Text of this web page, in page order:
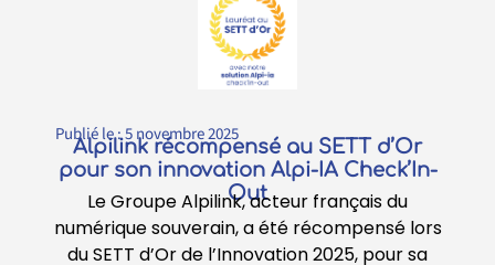
Publié le :5 novembre 2025
Alpilink récompensé au SETT d’Or
pour son innovation Alpi-IA Check’In-
Out
Le Groupe Alpilink, acteur français du
numérique souverain, a été récompensé lors
du SETT d’Or de l’Innovation 2025, pour sa